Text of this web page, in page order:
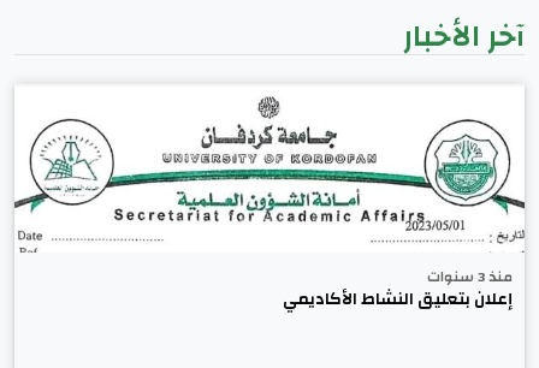
آخر الأخبار
منذ 3 سنوات
إعلان بتعليق النشاط الأكاديمي